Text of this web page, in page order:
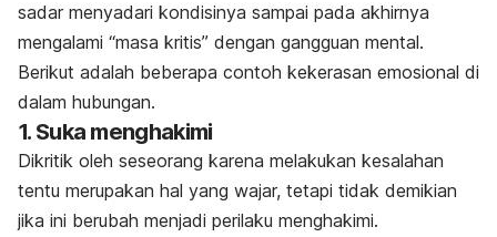
sadar menyadari kondisinya sampai pada akhirnya
mengalami “masa kritis” dengan gangguan mental.
Berikut adalah beberapa contoh kekerasan emosional di
dalam hubungan.
1. Suka menghakimi
Dikritik oleh seseorang karena melakukan kesalahan
tentu merupakan hal yang wajar, tetapi tidak demikian
jika ini berubah menjadi perilaku menghakimi.